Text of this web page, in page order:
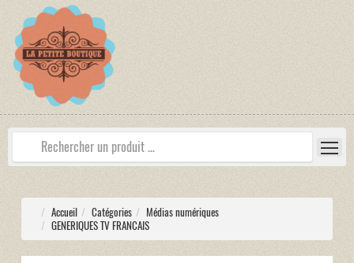
Accueil Catégories
Médias numériques
GENERIQUES TV FRANCAIS